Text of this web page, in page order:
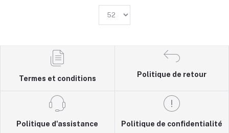
Termes et conditions
Politique de retour
Politique d'assistance Politique de confidentialité